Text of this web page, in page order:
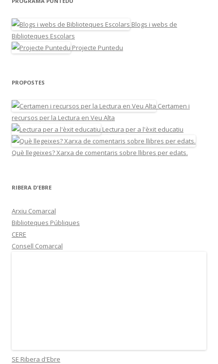
Blogs i webs de
Biblioteques Escolars
Projecte Puntedu
PROPOSTES
Certamen i
recursos per la Lectura en Veu Alta
Lectura per a l'èxit educatiu
Què llegeixes? Xarxa de comentaris sobre llibres per edats.
RIBERA D'EBRE
Arxiu Comarcal
Biblioteques Públiques
CERE
Consell Comarcal
SE Ribera d'Ebre